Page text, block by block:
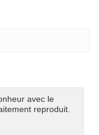
avec le
reproduit.